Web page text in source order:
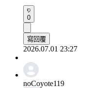
0
寫回覆
2026.07.01 23:27
noCoyote119